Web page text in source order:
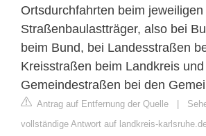
Ortsdurchfahrten beim jeweiligen
Straßenbaulastträger, also bei
beim Bund, bei Landesstraßen
Kreisstraßen beim Landkreis und
Gemeindestraßen bei den
Antrag auf Entfernung der Quelle
vollständige Antwort auf landkreis-